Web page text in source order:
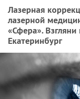
Лазерная
лазерной
«Сфера».
Екатеринбург